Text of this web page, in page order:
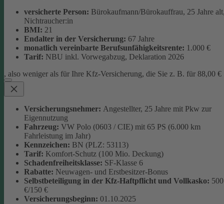
versicherte Person: Bürokaufmann/Bürokauffrau, 25 Jahre
Nichtraucher:in
BMI: 21
Endalter in der Versicherung: 67 Jahre
monatlich vereinbarte Berufsunfähigkeitsrente: 1.000 €
Tarif: NBU inkl. Vorwegabzug, Deklaration 2026
, also weniger als für Ihre Kfz-Versicherung, die Sie z. B. für 88,00 €
Versicherungsnehmer: Angestellter, 25 Jahre mit Pkw zur
Eigennutzung
Fahrzeug: VW Polo (0603 / CIE) mit 65 PS (6.000 km
Fahrleistung im Jahr)
Kennzeichen: BN (PLZ: 53113)
Tarif: Komfort-Schutz (100 Mio. Deckung)
Schadenfreiheitsklasse: SF-Klasse 6
Rabatte: Neuwagen- und Erstbesitzer-Bonus
Selbstbeteiligung in der Kfz-Haftpflicht und Vollkasko: 500
€/150 €
Versicherungsbeginn: 01.10.2025